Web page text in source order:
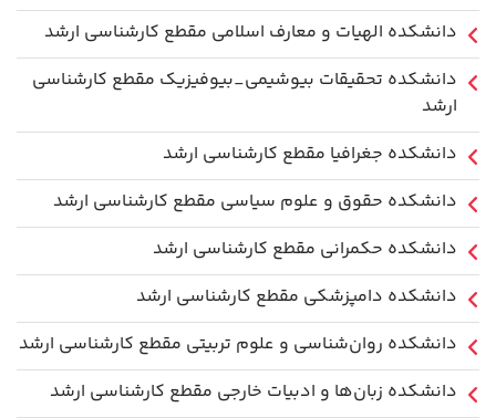
دانشکده الهیات و معارف اسلامی مقطع کارشناسی ارشد
دانشکده تحقیقات بیوشیمی_بیوفیزیک مقطع کارشناسی
ارشد
دانشکده جغرافیا مقطع کارشناسی ارشد
دانشکده حقوق و علوم سیاسی مقطع کارشناسی ارشد
دانشکده حکمرانی مقطع کارشناسی ارشد
دانشکده دامپزشکی مقطع کارشناسی ارشد
دانشکده روان‌شناسی و علوم تربیتی مقطع کارشناسی ارشد
دانشکده زبان‌ها و ادبیات خارجی مقطع کارشناسی ارشد